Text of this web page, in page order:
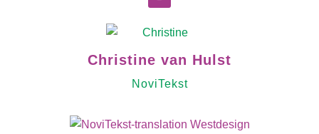
Christine van Hulst
NoviTekst